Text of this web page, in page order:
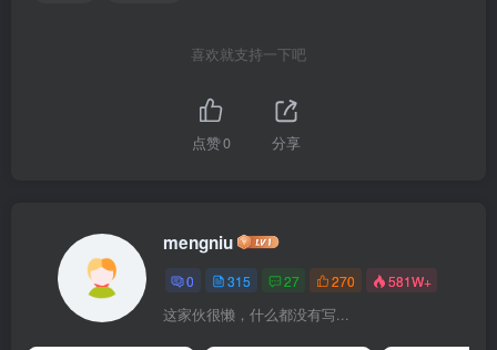
喜欢就支持一下吧
点赞0 分享
mengniu
0 315 27 270 581W+
这家伙很懒，什么都没有写...